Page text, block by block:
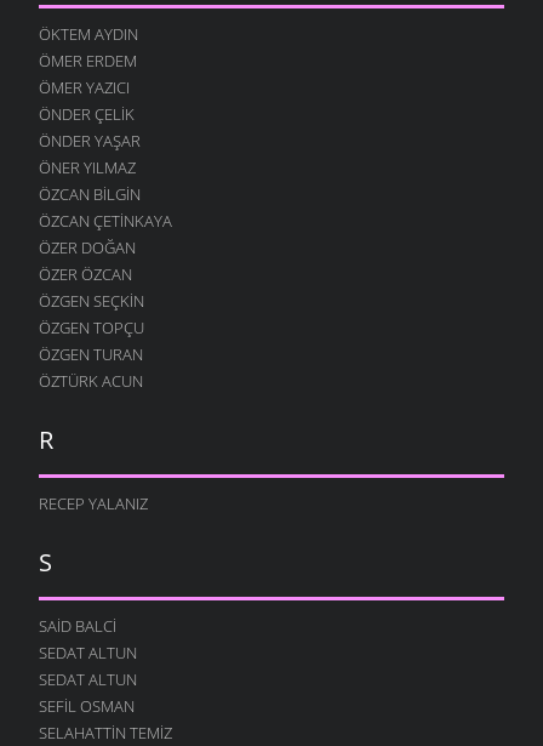
ÖKTEM AYDIN
ÖMER ERDEM
ÖMER YAZICI
ÖNDER ÇELIK
ÖNDER YAŞAR
ÖNER YILMAZ
ÖZCAN BILGIN
ÖZCAN ÇETINKAYA
ÖZER DOĞAN
ÖZER ÖZCAN
ÖZGEN SEÇKIN
ÖZGEN TOPÇU
ÖZGEN TURAN
ÖZTÜRK ACUN
R
RECEP YALANIZ
S
SAID BALCI
SEDAT ALTUN
SEDAT ALTUN
SEFIL OSMAN
SELAHATTIN TEMIZ